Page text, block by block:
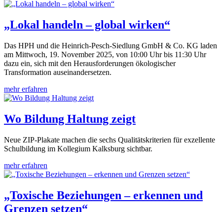
„Lokal handeln – global wirken“
Das HPH und die Heinrich-Pesch-Siedlung GmbH & Co. KG laden
am Mittwoch, 19. November 2025, von 10:00 Uhr bis 11:30 Uhr
dazu ein, sich mit den Herausforderungen ökologischer
Transformation auseinandersetzen.
mehr erfahren
Wo Bildung Haltung zeigt
Neue ZIP-Plakate machen die sechs Qualitätskriterien für exzellente
Schulbildung im Kollegium Kalksburg sichtbar.
mehr erfahren
„Toxische Beziehungen – erkennen und
Grenzen setzen“